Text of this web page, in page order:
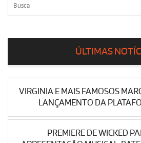
ÚLTIMAS
VIRGINIA E MAIS FAMOSOS
LANÇAMENTO DA
PREMIERE DE WICKED